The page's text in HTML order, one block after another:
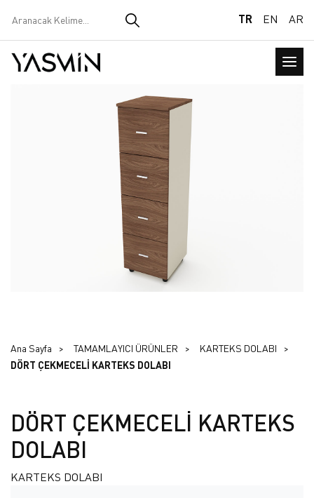
TR EN AR
Ana Sayfa TAMAMLAYICI ÜRÜNLER
KARTEKS DOLABI
DÖRT ÇEKMECELİ KARTEKS DOLABI
DÖRT ÇEKMECELİ KARTEKS
DOLABI
KARTEKS DOLABI